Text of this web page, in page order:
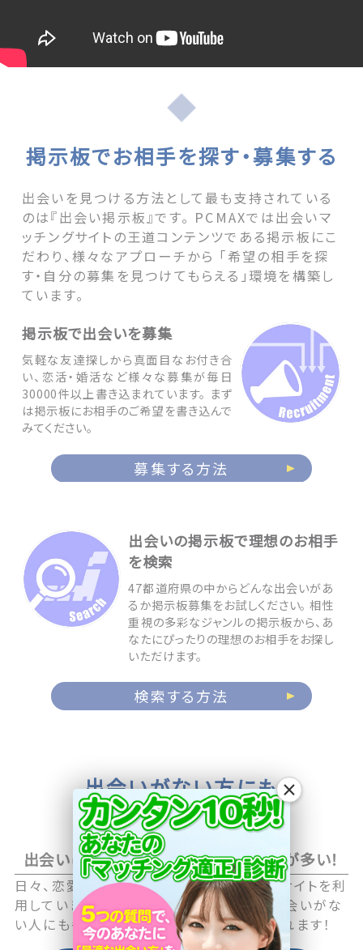
掲示板でお相手を探す・募集する
出会いを見つける方法として最も支持されている
のは『出会い掲示板』です。 PCMAXでは出会いマ
ッチングサイトの王道コンテンツである掲示板にこ
だわり、様々なアプローチから 「希望の相手を探
す・自分の募集を見つけてもらえる」環境を構築し
ています。
掲示板で出会いを募集
気軽な友達探しから真面目なお付き合
い、恋活・婚活など様々な募集が毎日
30000件以上書き込まれています。 まず
は掲示板にお相手のご希望を書き込んで
みてください。
募集する方法
出会いの掲示板で理想のお相手
を検索
47都道府県の中からどんな出会いがあ
るか掲示板募集をお試しください。 相性
重視の多彩なジャンルの掲示板から、あ
なたにぴったりの理想のお相手をお探し
いただけます。
検索する方法
出会いがない方にも
お相手が見つかる
出会いに積極的なアクティブユーザーが多い！
日々、恋愛や恋活に積極的な男性・女性がサイトを利
用していますので職場や日常生活の中で出会いがな
い人にも毎日新しい出会いのチャンスが訪れます！
×